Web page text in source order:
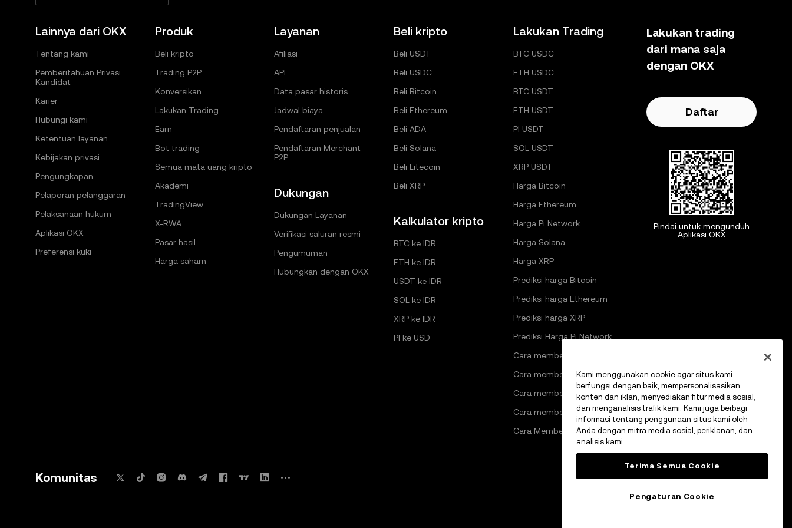
Lainnya dari OKX
Tentang kami
Pemberitahuan Privasi
Kandidat
Karier
Hubungi kami
Ketentuan layanan
Kebijakan privasi
Pengungkapan
Pelaporan pelanggaran
Pelaksanaan hukum
Aplikasi OKX
Preferensi kuki
Produk
Beli kripto
Trading P2P
Konversikan
Lakukan Trading
Earn
Bot trading
Semua mata uang kripto
Akademi
TradingView
X-RWA
Pasar hasil
Harga saham
Layanan
Afiliasi
API
Data pasar historis
Jadwal biaya
Pendaftaran penjualan
Pendaftaran Merchant
P2P
Dukungan
Dukungan Layanan
Verifikasi saluran resmi
Pengumuman
Hubungkan dengan OKX
Beli kripto
Beli USDT
Beli USDC
Beli Bitcoin
Beli Ethereum
Beli ADA
Beli Solana
Beli Litecoin
Beli XRP
Kalkulator kripto
BTC ke IDR
ETH ke IDR
USDT ke IDR
SOL ke IDR
XRP ke IDR
PI ke USD
Lakukan Trading
BTC USDC
ETH USDC
BTC USDT
ETH USDT
PI USDT
SOL USDT
XRP USDT
Harga Bitcoin
Harga Ethereum
Harga Pi Network
Harga Solana
Harga XRP
Prediksi harga Bitcoin
Prediksi harga Ethereum
Prediksi harga XRP
Prediksi Harga Pi Network
Cara membeli kripto
Cara membeli Bitcoin
Cara membeli Ethereum
Cara membeli Solana
Cara Membeli Pi Network
Lakukan trading
dari mana saja
dengan OKX
Daftar
Pindai untuk mengunduh
Aplikasi OKX
Komunitas
Kami menggunakan cookie agar situs kami
berfungsi dengan baik, mempersonalisasikan
konten dan iklan, menyediakan fitur media sosial,
dan menganalisis trafik kami. Kami juga berbagi
informasi tentang penggunaan situs kami oleh
Anda dengan mitra media sosial, periklanan, dan
analisis kami.
Terima Semua Cookie
Pengaturan Cookie